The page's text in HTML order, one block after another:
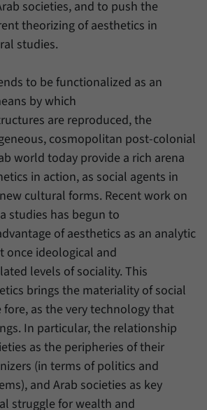
societies, and to push the
theorizing of aesthetics in
studies.
to be functionalized as an
by which
are reproduced, the
cosmopolitan post-colonial
world today provide a rich arena
in action, as social agents in
cultural forms. Recent work on
studies has begun to
of aesthetics as an analytic
once ideological and
levels of sociality. This
brings the materiality of social
as the very technology that
In particular, the relationship
as the peripheries of their
(in terms of politics and
and Arab societies as key
struggle for wealth and